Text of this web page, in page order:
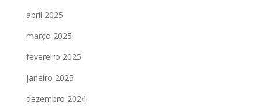
abril 2025
março 2025
fevereiro 2025
janeiro 2025
dezembro 2024